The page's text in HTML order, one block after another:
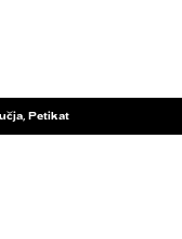
Petikat